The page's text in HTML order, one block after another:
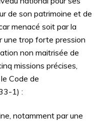
de son patrimoine et de
menacé soit par la
une trop forte pression
non maitrisée de
missions précises,
Code de
1) :
notamment par une